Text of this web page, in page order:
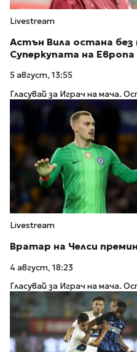
Livestream
Астън Вила остана без
Суперкупата на Европа
5 август, 13:55
Гласувай за Играч на мача.
Livestream
Вратар на Челси
4 август, 18:23
Гласувай за Играч на мача.